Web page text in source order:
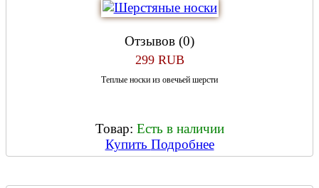
Отзывов (0)
299 RUB
Теплые носки из овечьей шерсти
Товар: Есть в наличии
Купить Подробнее